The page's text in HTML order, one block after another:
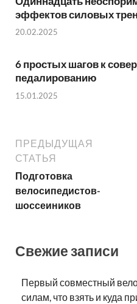
эффектов силовых
20.02.2025
6 простых шагов к
педалированию
15.01.2025
ПРЕДЫДУЩАЯ
СТАТЬЯ
Подготовка
велосипедистов-
шоссеиников
Свежие записи
Первый совместный
силам, что взять и куда